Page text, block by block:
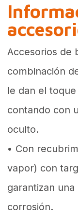
Accesorios de
combinación
le dan el
contando con
oculto.
• Con
vapor) con
garantizan
corrosión.